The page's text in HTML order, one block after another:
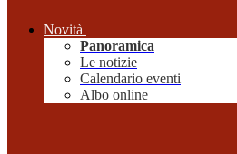
Novità
Panoramica
Le notizie
Calendario eventi
Albo online